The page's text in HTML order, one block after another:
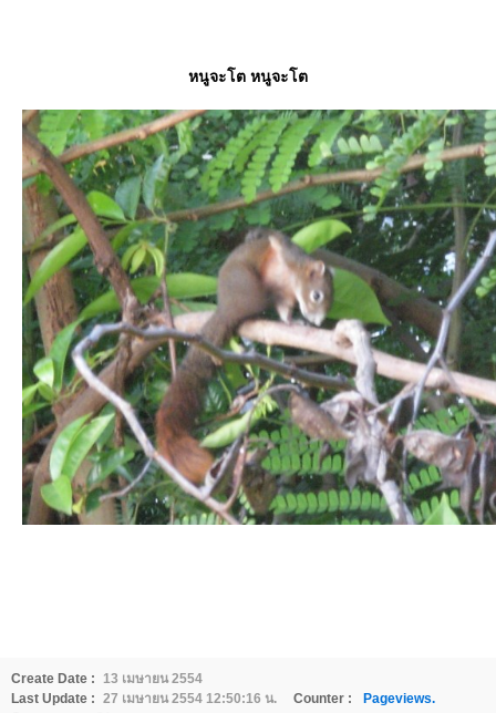
หนูจะโต หนูจะโต
Create Date : 13 เมษายน 2554
Last Update : 27 เมษายน 2554 12:50:16 น. Counter :
Pageviews.